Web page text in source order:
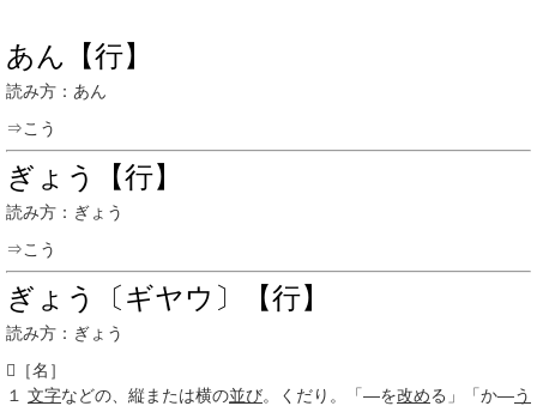
あん【行】
読み方：あん
⇒こう
ぎょう【行】
読み方：ぎょう
⇒こう
ぎょう〔ギヤウ〕【行】
読み方：ぎょう
 ［名］
１
文字などの、縦または横の並び。くだり。「―を改める」「か―う